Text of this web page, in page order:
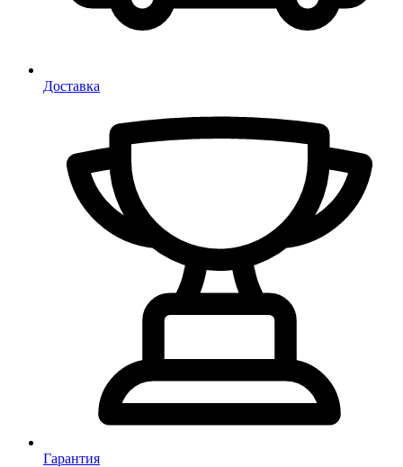
Доставка
Гарантия